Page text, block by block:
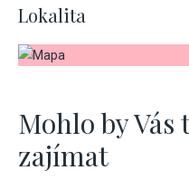
Lokalita
Mohlo by Vás
zajímat